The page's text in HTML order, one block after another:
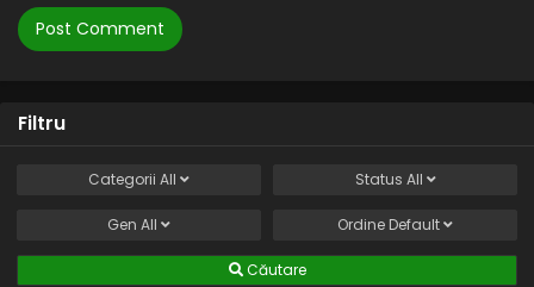
2025
Naruto – Sezonul 1 Episodul 129 – Frați: Distanța
dintre Uchiha
Eps 129 - Frați: Distanța dintre Uchiha - 28 August, 2025
Naruto – Sezonul 1 Episodul 128 – Copilăria lui
Filtru
Categorii All Status All
Gen All Ordine Default
Căutare